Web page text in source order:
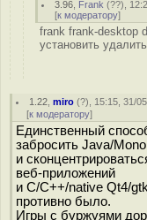
3.96 Frank (??),
[к модератору]
frank frank-desktop
установить
1.22 ,miro (?), 15:15, 31/
[к модератору]
Единственный
забросить Java/Mono
и
веб-приложений
и С/С++/native Qt4/
противно было.
Игры с буржуями